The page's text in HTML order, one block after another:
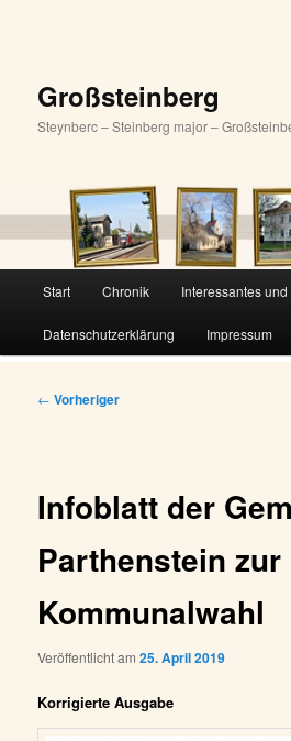
Großsteinberg
Steynberc – Steinberg major –
Start Chronik Interessantes
Datenschutzerklärung Impressum
Beitragsnavigation
← Vorheriger
Infoblatt der
Parthenstein zur
Kommunalwahl
Veröffentlicht am25. April 2019
Korrigierte Ausgabe